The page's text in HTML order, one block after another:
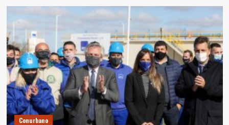
Malvinas
Argentinas:
intendente
Cascallares
y
Malena
Galmarini
inauguraron
una
red
cloacal
Conurbano